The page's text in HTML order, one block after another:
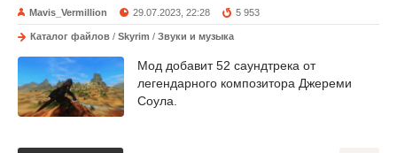
Mavis_Vermillion 29.07.2023, 22:28 5 953
Каталог файлов / Skyrim / Звуки и музыка
Мод добавит 52 саундтрека от
легендарного композитора Джереми
Соула.